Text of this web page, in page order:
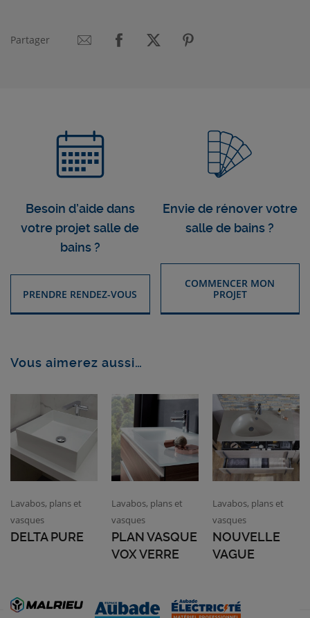
Partager
Besoin d’aide dans
votre projet salle de
bains ?
PRENDRE RENDEZ-VOUS
Envie de rénover votre
salle de bains ?
COMMENCER MON
PROJET
Vous aimerez aussi…
Lavabos, plans et
vasques
DELTA PURE
Lavabos, plans et
vasques
PLAN VASQUE
VOX VERRE
Lavabos, plans et
vasques
NOUVELLE
VAGUE